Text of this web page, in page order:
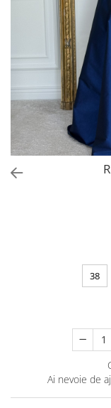
Blanuri
Veste
Paltoane
Sacouri
Tricouri
Traditional
38
Ai nevoie de